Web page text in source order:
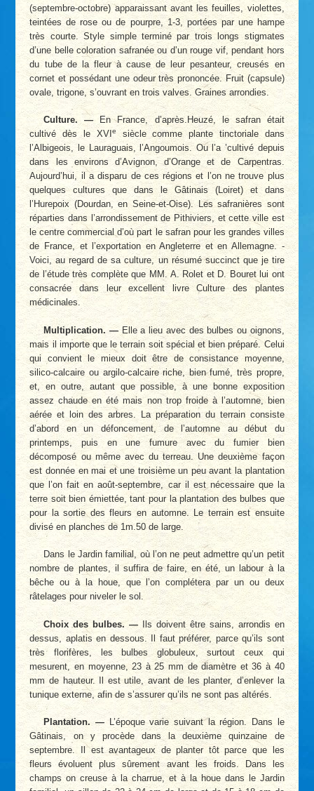
(septembre-octobre) apparaissant avant les feuilles, violettes,
teintées de rose ou de pourpre, 1-3, portées par une hampe
très courte. Style simple terminé par trois longs stigmates
d’une belle coloration safranée ou d’un rouge vif, pendant hors
du tube de la fleur à cause de leur pesanteur, creusés en
cornet et possédant une odeur très prononcée. Fruit (capsule)
ovale, trigone, s’ouvrant en trois valves. Graines arrondies.
Culture. —En France, d’après.Heuzé, le safran était
cultivé dès le XVI e siècle comme plante tinctoriale dans
l’Albigeois, le Lauraguais, l’Angoumois. Ou l’a ’cultivé depuis
dans les environs d’Avignon, d’Orange et de Carpentras.
Aujourd’hui, il a disparu de ces régions et l’on ne trouve plus
quelques cultures que dans le Gâtinais (Loiret) et dans
l’Hurepoix (Dourdan, en Seine-et-Oise). Les safranières sont
réparties dans l’arrondissement de Pithiviers, et cette ville est
le centre commercial d’où part le safran pour les grandes villes
de France, et l’exportation en Angleterre et en Allemagne. -
Voici, au regard de sa culture, un résumé succinct que je tire
de l’étude très complète que MM. A. Rolet et D. Bouret lui ont
consacrée dans leur excellent livre Culture des plantes
médicinales.
Multiplication. — Elle a lieu avec des bulbes ou oignons,
mais il importe que le terrain soit spécial et bien préparé. Celui
qui convient le mieux doit être de consistance moyenne,
silico-calcaire ou argilo-calcaire riche, bien fumé, très propre,
et, en outre, autant que possible, à une bonne exposition
assez chaude en été mais non trop froide à l’automne, bien
aérée et loin des arbres. La préparation du terrain consiste
d’abord en un défoncement, de l’automne au début du
printemps, puis en une fumure avec du fumier bien
décomposé ou même avec du terreau. Une deuxième façon
est donnée en mai et une troisième un peu avant la plantation
que l’on fait en août-septembre, car il est nécessaire que la
terre soit bien émiettée, tant pour la plantation des bulbes que
pour la sortie des fleurs en automne. Le terrain est ensuite
divisé en planches de 1m.50 de large.
Dans le Jardin familial, où l’on ne peut admettre qu’un petit
nombre de plantes, il suffira de faire, en été, un labour à la
bêche ou à la houe, que l’on complétera par un ou deux
râtelages pour niveler le sol.
Choix des bulbes. — Ils doivent être sains, arrondis en
dessus, aplatis en dessous. Il faut préférer, parce qu’ils sont
très florifères, les bulbes globuleux, surtout ceux qui
mesurent, en moyenne, 23 à 25 mm de diamètre et 36 à 40
mm de hauteur. Il est utile, avant de les planter, d’enlever la
tunique externe, afin de s’assurer qu’ils ne sont pas altérés.
Plantation. — L’époque varie suivant la région. Dans le
Gâtinais, on y procède dans la deuxième quinzaine de
septembre. Il est avantageux de planter tôt parce que les
fleurs évoluent plus sûrement avant les froids. Dans les
champs on creuse à la charrue, et à la houe dans le Jardin